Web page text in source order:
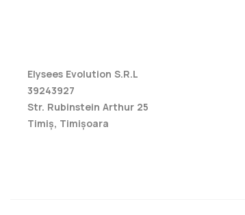
Elysees Evolution S.R.L
39243927
Str. Rubinstein Arthur 25
Timiș, Timișoara